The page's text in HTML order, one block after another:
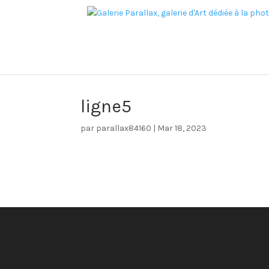
ligne5
par parallax84160 | Mar 18, 2023